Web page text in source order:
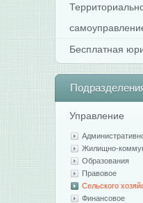
Бесплатная
Управление
Жилищно-
Образования
Правовое
Сельского
Финансовое